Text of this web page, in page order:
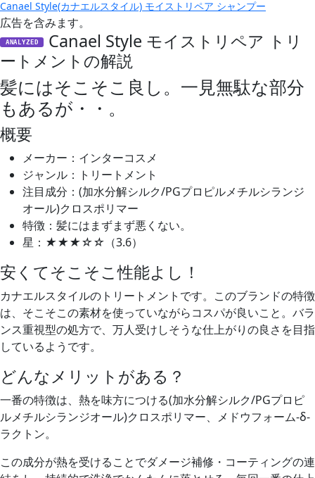
Canael Style(カナエルスタイル) モイストリペア シャンプー
広告を含みます。
ANALYZED
Canael Style モイストリペア トリ
ートメントの解説
髪にはそこそこ良し。一見無駄な部分
もあるが・・。
概要
メーカー：インターコスメ
ジャンル：トリートメント
注目成分：(加水分解シルク/PGプロピルメチルシランジ
オール)クロスポリマー
特徴：髪にはまずまず悪くない。
星： ★★★☆☆ （3.6）
安くてそこそこ性能よし！
カナエルスタイルのトリートメントです。このブランドの特徴
は、そこそこの素材を使っていながらコスパが良いこと。バラ
ンス重視型の処方で、万人受けしそうな仕上がりの良さを目指
しているようです。
どんなメリットがある？
一番の特徴は、熱を味方につける(加水分解シルク/PGプロピ
ルメチルシランジオール)クロスポリマー、メドウフォーム-δ-
ラクトン。
この成分が熱を受けることでダメージ補修・コーティングの連